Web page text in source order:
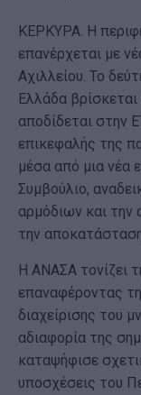
ΚΕΡΚΥΡΑ. Η
επανέρχεται με
Αχιλλείου. Το
Ελλάδα
αποδίδεται στην
επικεφαλής της
μέσα από μια νέα
Συμβούλιο,
αρμόδιων και την
την
Η ΑΝΑΣΑ τονίζει
επαναφέροντας
διαχείρισης του
αδιαφορία της
καταψήφισε
υποσχέσεις του